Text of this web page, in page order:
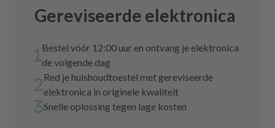
Gereviseerde elektronica
Bestel vóór 12:00 uur en ontvang je elektronica
de volgende dag
Red je huishoudtoestel met gereviseerde
elektronica in originele kwaliteit
Snelle oplossing tegen lage kosten